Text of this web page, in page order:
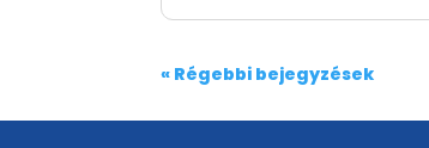
« Régebbi bejegyzések